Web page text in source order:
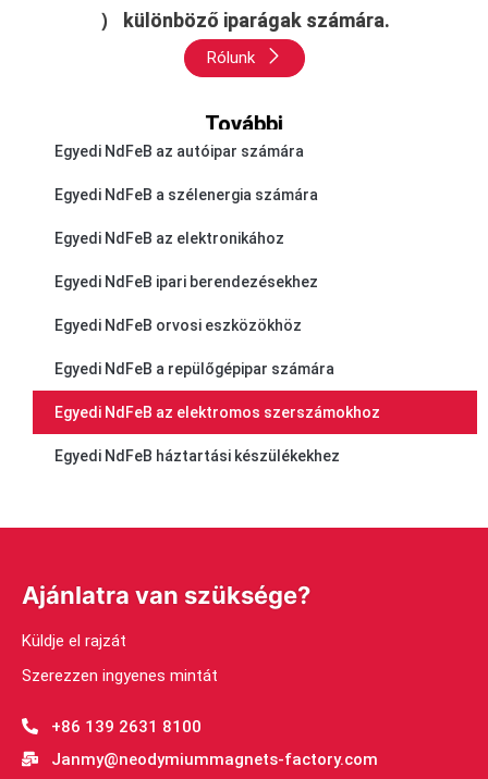
） különböző iparágak számára.
Rólunk
További
Egyedi NdFeB az autóipar számára
Egyedi NdFeB a szélenergia számára
Egyedi NdFeB az elektronikához
Egyedi NdFeB ipari berendezésekhez
Egyedi NdFeB orvosi eszközökhöz
Egyedi NdFeB a repülőgépipar számára
Egyedi NdFeB az elektromos szerszámokhoz
Egyedi NdFeB háztartási készülékekhez
Ajánlatra van szüksége?
Küldje el rajzát
Szerezzen ingyenes mintát
+86 139 2631 8100
Janmy@neodymiummagnets-factory.com